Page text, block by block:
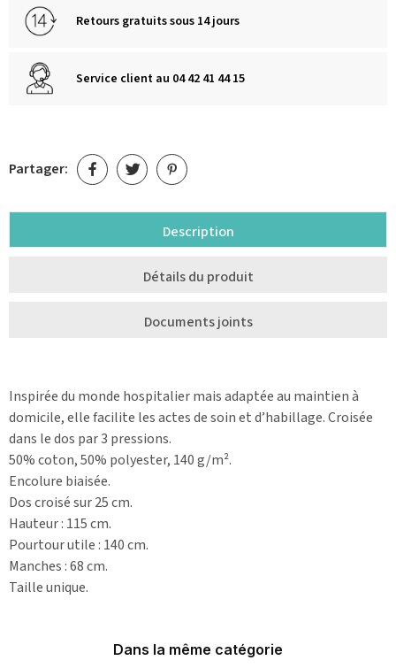
Retours gratuits sous 14 jours
Service client au 04 42 41 44 15
Partager:
Description
Détails du produit
Documents joints
Inspirée du monde hospitalier mais adaptée au maintien à
domicile, elle facilite les actes de soin et d’habillage. Croisée
dans le dos par 3 pressions.
50% coton, 50% polyester, 140 g/m².
Encolure biaisée.
Dos croisé sur 25 cm.
Hauteur : 115 cm.
Pourtour utile : 140 cm.
Manches : 68 cm.
Taille unique.
Dans la même catégorie